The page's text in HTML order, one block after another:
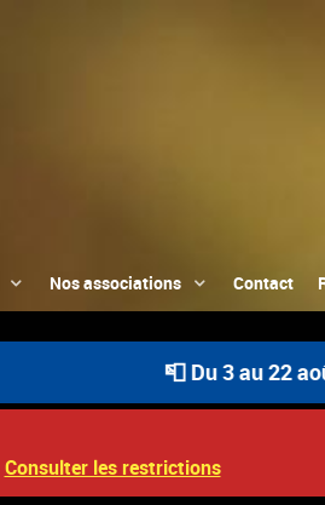
Nos associations Contact
📮 Du 3 au 22 août :
Consulter les restrictions